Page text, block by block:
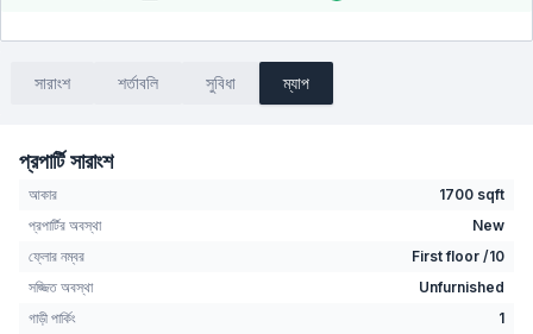
সারাংশ শর্তাবলি সুবিধা ম্যাপ
প্রপার্টি সারাংশ
আকার
1700 sqft
প্রপার্টির অবস্থা
New
ফ্লোর নম্বর
First floor /10
সজ্জিত অবস্থা
Unfurnished
গাড়ী পার্কিং
1